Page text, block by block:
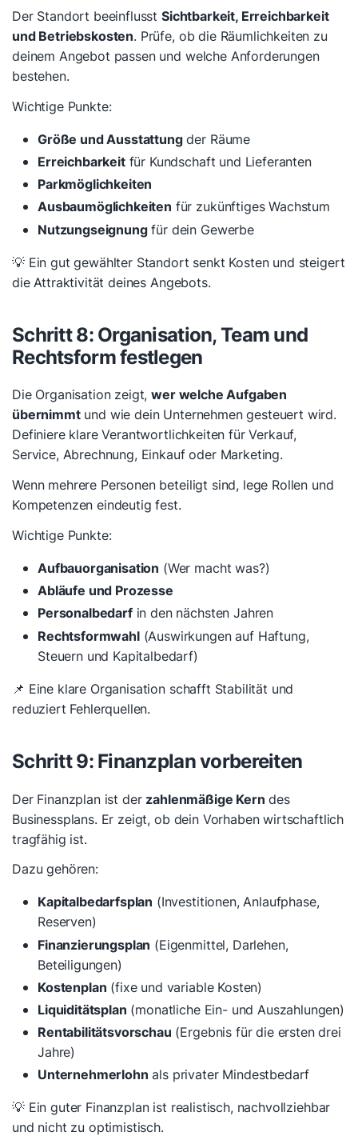
Der Standort beeinflusst Sichtbarkeit, Erreichbarkeit
und Betriebskosten. Prüfe, ob die Räumlichkeiten zu
deinem Angebot passen und welche Anforderungen
bestehen.
Wichtige Punkte:
Größe und Ausstattungder Räume
Erreichbarkeitfür Kundschaft und Lieferanten
Parkmöglichkeiten
Ausbaumöglichkeiten für zukünftiges Wachstum
Nutzungseignungfür dein Gewerbe
💡 Ein gut gewählter Standort senkt Kosten und steigert
die Attraktivität deines Angebots.
Schritt 8: Organisation, Team und
Rechtsform festlegen
Die Organisation zeigt,wer welche Aufgaben
übernimmtund wie dein Unternehmen gesteuert wird.
Definiere klare Verantwortlichkeiten für Verkauf,
Service, Abrechnung, Einkauf oder Marketing.
Wenn mehrere Personen beteiligt sind, lege Rollen und
Kompetenzen eindeutig fest.
Wichtige Punkte:
Aufbauorganisation (Wer macht was?)
Abläufe und Prozesse
Personalbedarfin den nächsten Jahren
Rechtsformwahl(Auswirkungen auf Haftung,
Steuern und Kapitalbedarf)
📌 Eine klare Organisation schafft Stabilität und
reduziert Fehlerquellen.
Schritt 9: Finanzplan vorbereiten
Der Finanzplan ist der zahlenmäßige Kern des
Businessplans. Er zeigt, ob dein Vorhaben wirtschaftlich
tragfähig ist.
Dazu gehören:
Kapitalbedarfsplan (Investitionen, Anlaufphase,
Reserven)
Finanzierungsplan (Eigenmittel, Darlehen,
Beteiligungen)
Kostenplan (fixe und variable Kosten)
Liquiditätsplan (monatliche Ein- und Auszahlungen)
Rentabilitätsvorschau (Ergebnis für die ersten drei
Jahre)
Unternehmerlohn als privater Mindestbedarf
💡 Ein guter Finanzplan ist realistisch, nachvollziehbar
und nicht zu optimistisch.